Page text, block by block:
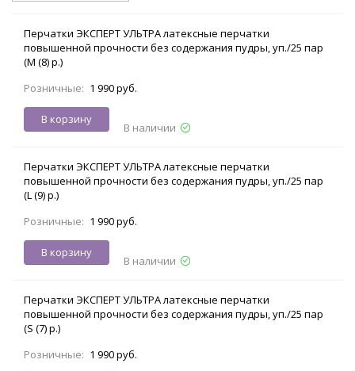
Перчатки ЭКСПЕРТ УЛЬТРА латексные перчатки
повышенной прочности без содержания пудры, уп./25 пар
(M (8) р.)
Розничные: 1 990 руб.
В корзину
В наличии
Перчатки ЭКСПЕРТ УЛЬТРА латексные перчатки
повышенной прочности без содержания пудры, уп./25 пар
(L (9) р.)
Розничные: 1 990 руб.
В корзину
В наличии
Перчатки ЭКСПЕРТ УЛЬТРА латексные перчатки
повышенной прочности без содержания пудры, уп./25 пар
(S (7) р.)
Розничные: 1 990 руб.